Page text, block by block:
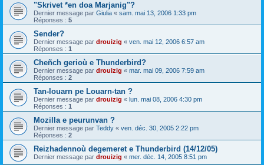
"Skrivet *en doa Marjanig"?
Dernier message par Giulia « sam. mai 13, 2006 1:33 pm
Réponses : 5
Sender?
Dernier message par drouizig « ven. mai 12, 2006 6:57 am
Réponses : 1
Cheñch gerioù e Thunderbird?
Dernier message par drouizig « mar. mai 09, 2006 7:59 am
Réponses : 2
Tan-louarn pe Louarn-tan ?
Dernier message par drouizig « lun. mai 08, 2006 4:30 pm
Réponses : 1
Mozilla e peurunvan ?
Dernier message par Teddy « ven. déc. 30, 2005 2:22 pm
Réponses : 2
Reizhadennoù degemeret e Thunderbird (14/12/05)
Dernier message par drouizig « mer. déc. 14, 2005 8:51 pm